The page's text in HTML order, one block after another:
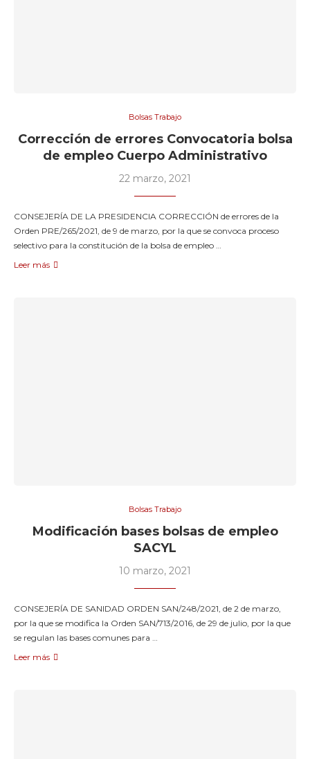
Bolsas Trabajo
Corrección de errores Convocatoria bolsa
de empleo Cuerpo Administrativo
22 marzo, 2021
CONSEJERÍA DE LA PRESIDENCIA CORRECCIÓN de errores de la
Orden PRE/265/2021, de 9 de marzo, por la que se convoca proceso
selectivo para la constitución de la bolsa de empleo …
Leer más
Bolsas Trabajo
Modificación bases bolsas de empleo
SACYL
10 marzo, 2021
CONSEJERÍA DE SANIDAD ORDEN SAN/248/2021, de 2 de marzo,
por la que se modifica la Orden SAN/713/2016, de 29 de julio, por la que
se regulan las bases comunes para …
Leer más